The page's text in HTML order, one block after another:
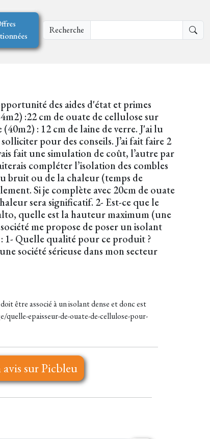
Recherche
des aides d'état et primes
:22 cm de ouate de cellulose sur
: 12 cm de laine de verre. J'ai lu
pour des conseils. J’ai fait faire 2
fait une simulation de coût, l’autre par
compléter l’isolation des combles
bruit ou de la chaleur (temps de
Si je complète avec 20cm de ouate
sera significatif. 2- Est-ce que le
quelle est la hauteur maximum (une
me propose de poser un isolant
1- Quelle qualité pour ce produit ?
société sérieuse dans mon secteur
être associé à un isolant dense et donc est
epaisseur-de-ouate-de-cellulose-pour-
avis sur Picbleu